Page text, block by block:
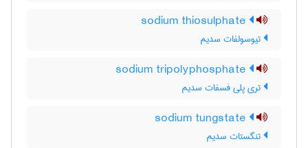
تیوسولفات سدیم
تری پلی فسفات سدیم
تنگستات سدیم